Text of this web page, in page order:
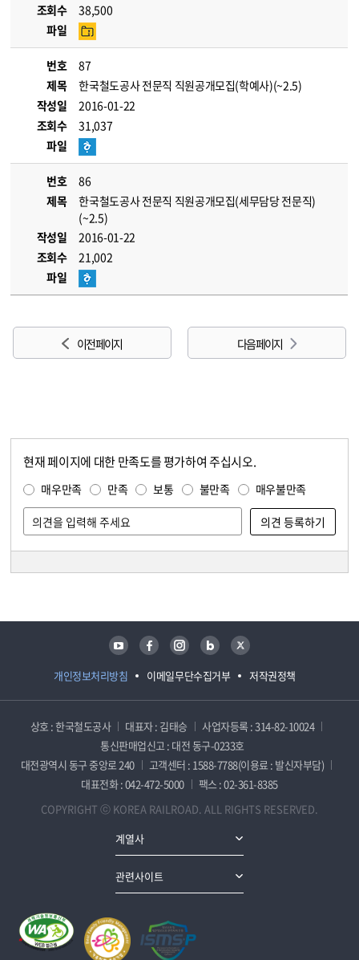
조회수
38,500
파일
번호
87
제목
한국철도공사 전문직 직원공개모집(학예사)(~2.5)
작성일
2016-01-22
조회수
31,037
파일
번호
86
제목
한국철도공사 전문직 직원공개모집(세무담당 전문직)
(~2.5)
작성일
2016-01-22
조회수
21,002
파일
이전 페이지 다음 페이지
현재 페이지에 대한 만족도를 평가하여 주십시오.
매우만족 만족 보통 불만족 매우불만족
개인정보처리방침 이메일무단수집거부 저작권정책
유튜브 페이스북 인스타그램 블로그 트위터
상호 : 한국철도공사 대표자 : 김태승
사업자등록 : 314-82-10024
통신판매업신고 : 대전 동구-0233호
대전광역시 동구 중앙로 240
고객센터 : 1588-7788(이용료 : 발신자부담)
대표전화 : 042-472-5000
팩스 : 02-361-8385
COPYRIGHT ⓒ KOREA RAILROAD. ALL RIGHTS RESERVED.
계열사
관련사이트